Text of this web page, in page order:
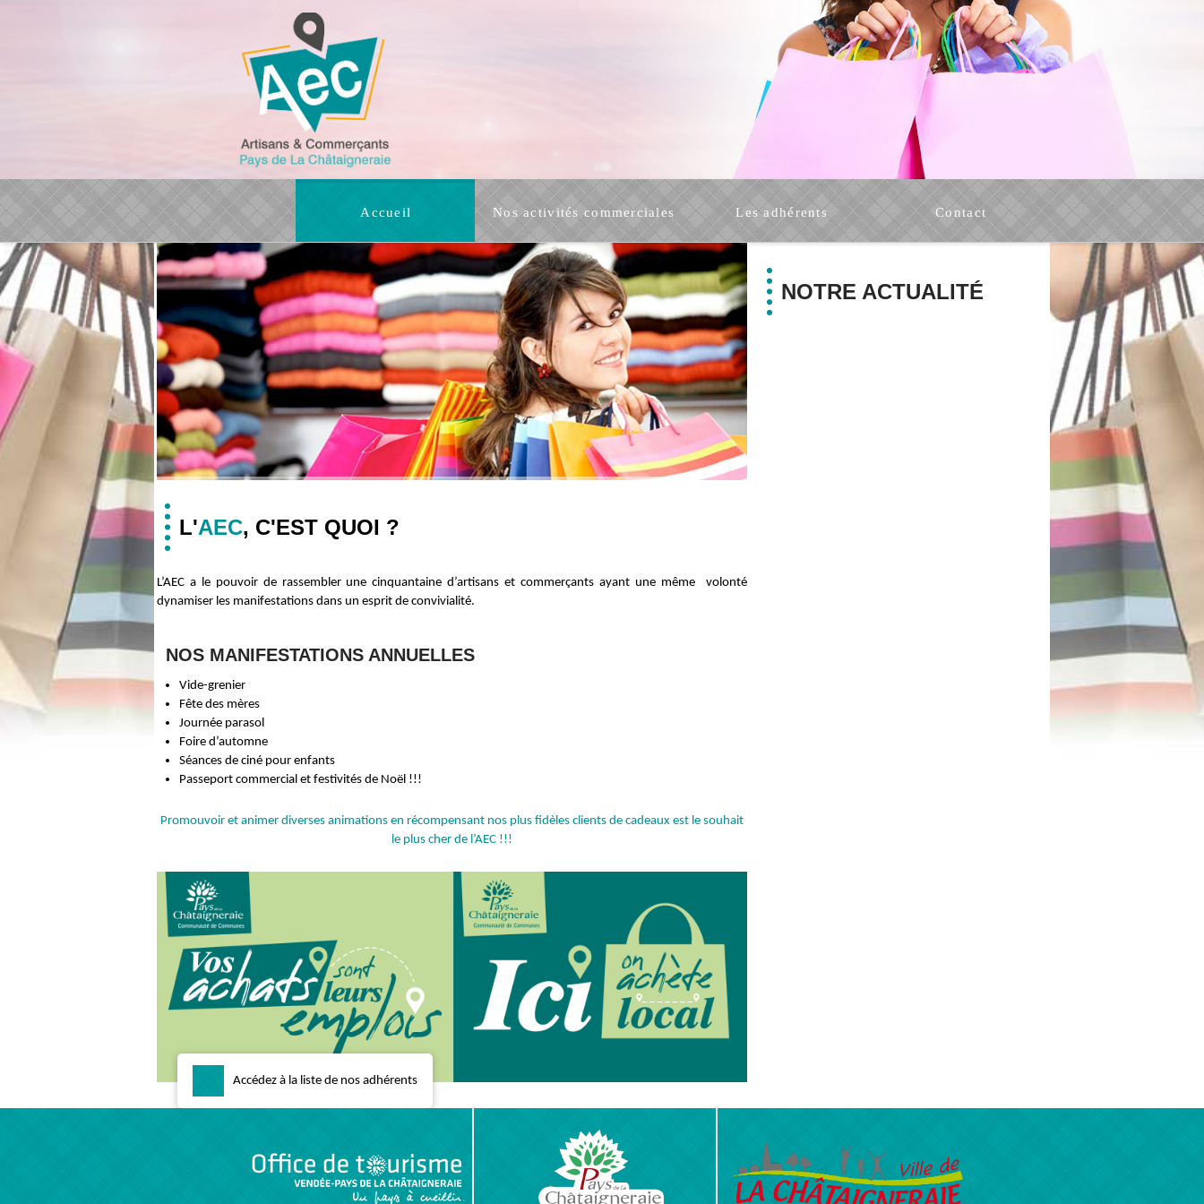
Accueil Nos activités commerciales Les adhérents Contact
L'AEC, C'EST QUOI ?
L’AEC a le pouvoir de rassembler une cinquantaine d’artisans et commerçants ayant une même volonté
dynamiser les manifestations dans un esprit de convivialité.
NOS MANIFESTATIONS ANNUELLES
Vide-grenier
Fête des mères
Journée parasol
Foire d’automne
Séances de ciné pour enfants
Passeport commercial et festivités de Noël !!!
Promouvoir et animer diverses animations en récompensant nos plus fidèles clients de cadeaux est le souhait
le plus cher de l’AEC !!!
Accédez à la liste de nos adhérents
NOTRE ACTUALITÉ